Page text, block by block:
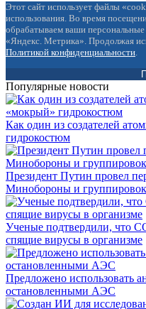
Этот сайт использует файлы
использования. Во время
обрабатываем ваши
«Яндекс. Метрика». Продолжая
Политикой конфиденциальности
Популярные новости
Как один из создателей
гидрокостюм
Президент Путин провел
Минобороны и
Ученые подтвердили, что
спящие вирусы в организме
Предложено использовать
остановленными АЭС